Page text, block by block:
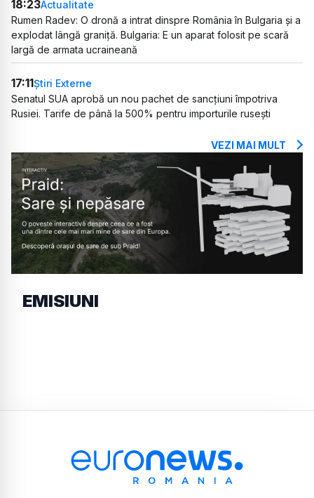
18:23Actualitate
Rumen Radev: O dronă a intrat dinspre România în Bulgaria și a
explodat lângă graniță. Bulgaria: E un aparat folosit pe scară
largă de armata ucraineană
17:11Știri Externe
Senatul SUA aprobă un nou pachet de sancțiuni împotriva
Rusiei. Tarife de până la 500% pentru importurile rusești
VEZI MAI MULT
EMISIUNI